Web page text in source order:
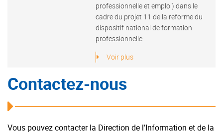
professionnelle et emploi) dans le
cadre du projet 11 de la reforme du
dispositif national de formation
professionnelle
Voir plus
Contactez-nous
Vous pouvez contacter la Direction de l’Information et de la